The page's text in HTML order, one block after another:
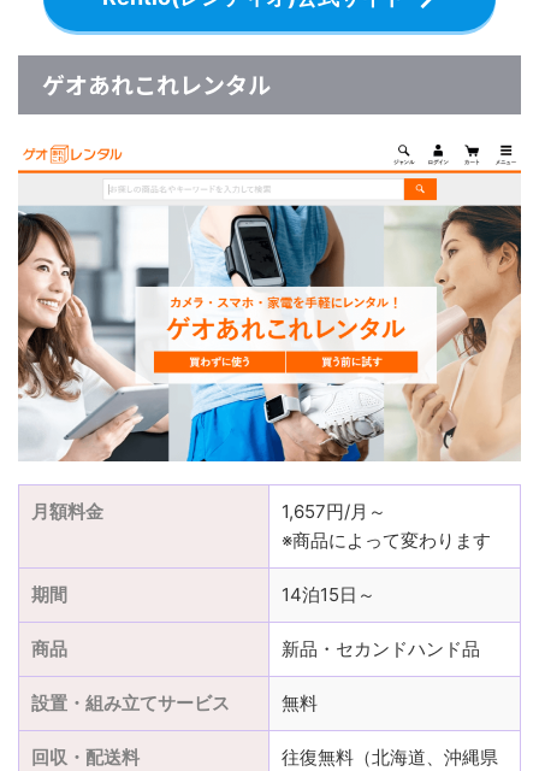
ゲオあれこれレンタル
月額料金
1,657円/月～
※商品によって変わります
期間 14泊15日～
商品 新品・セカンドハンド品
設置・組み立てサービス 無料
回収・配送料
往復無料（北海道、沖縄県